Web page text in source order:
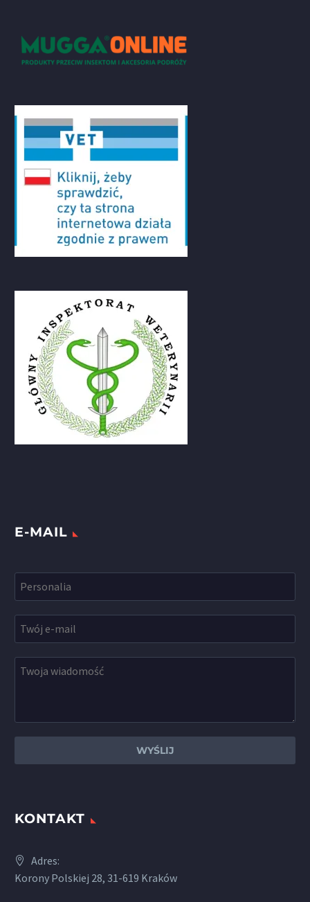
E-MAIL
KONTAKT
Adres:
Korony Polskiej 28, 31-619 Kraków